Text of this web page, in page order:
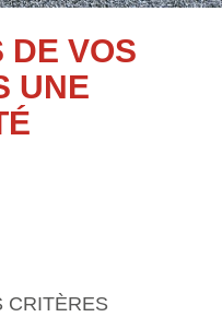
DE VOS
UNE
CRITÈRES